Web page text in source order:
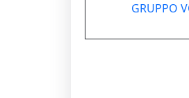
GRUPPO